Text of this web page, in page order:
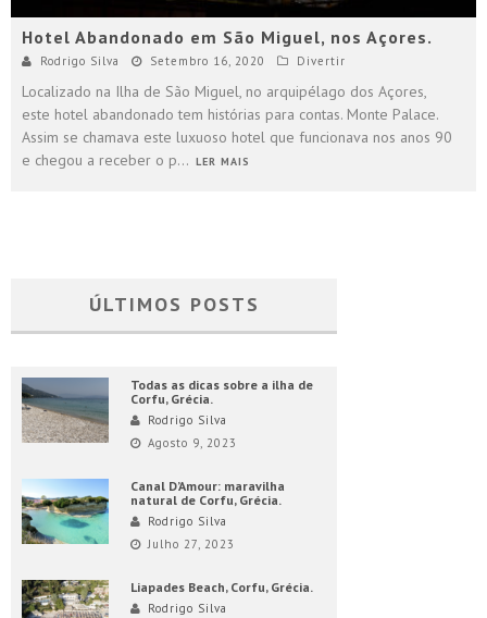
Hotel Abandonado em São Miguel, nos Açores.
Rodrigo Silva Setembro 16, 2020 Divertir
Localizado na Ilha de São Miguel, no arquipélago dos Açores,
este hotel abandonado tem histórias para contas. Monte Palace.
Assim se chamava este luxuoso hotel que funcionava nos anos 90
e chegou a receber o p... LER MAIS
ÚLTIMOS POSTS
Todas as dicas sobre a ilha de
Corfu, Grécia.
Rodrigo Silva
Agosto 9, 2023
Canal D’Amour: maravilha
natural de Corfu, Grécia.
Rodrigo Silva
Julho 27, 2023
Liapades Beach, Corfu, Grécia.
Rodrigo Silva